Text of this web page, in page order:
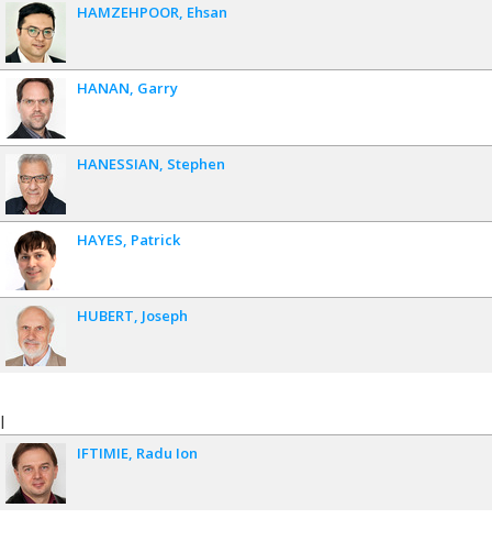
HAMZEHPOOR Ehsan
HANAN Garry
HANESSIAN Stephen
HAYES Patrick
HUBERT Joseph
I
IFTIMIE Radu Ion